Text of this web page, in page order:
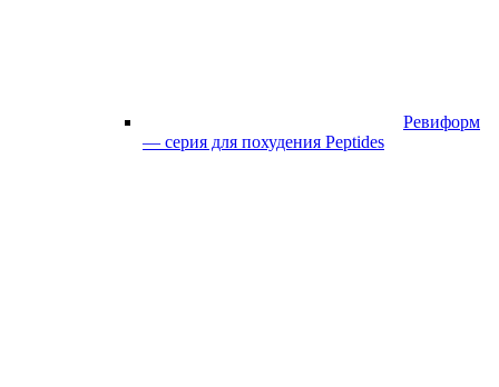
Ревиформ
— серия для похудения Peptides